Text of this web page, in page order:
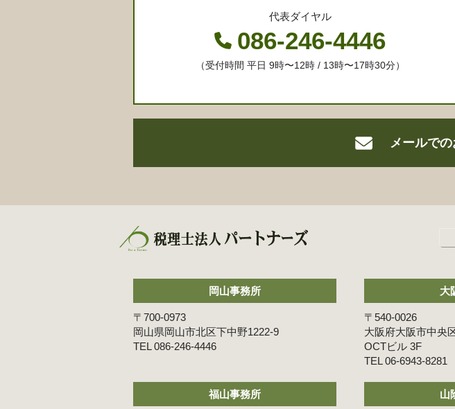
代表ダイヤル
086-246-4446
（受付時間 平日 9時〜12時 / 13時〜17時30分）
メールでの
岡山事務所
〒700-0973
岡山県岡山市北区下中野1222-9
086-246-4446
大
〒540-0026
大阪府大阪市中央
OCTビル 3F
06-6943-8281
福山事務所 山